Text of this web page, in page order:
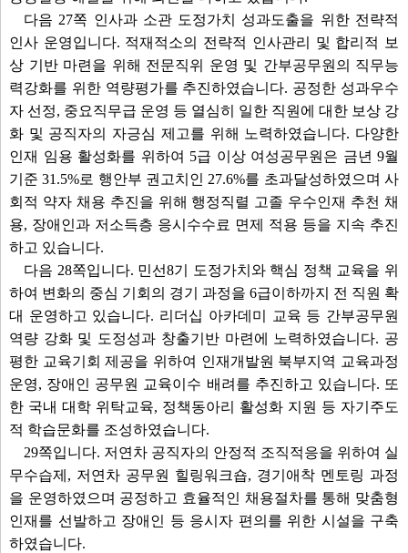
다음 27쪽 인사과 소관 도정가치 성과도출을 위한 전략적
인사 운영입니다. 적재적소의 전략적 인사관리 및 합리적 보
상 기반 마련을 위해 전문직위 운영 및 간부공무원의 직무능
력강화를 위한 역량평가를 추진하였습니다. 공정한 성과우수
자 선정, 중요직무급 운영 등 열심히 일한 직원에 대한 보상 강
화 및 공직자의 자긍심 제고를 위해 노력하였습니다. 다양한
인재 임용 활성화를 위하여 5급 이상 여성공무원은 금년 9월
기준 31.5%로 행안부 권고치인 27.6%를 초과달성하였으며 사
회적 약자 채용 추진을 위해 행정직렬 고졸 우수인재 추천 채
용, 장애인과 저소득층 응시수수료 면제 적용 등을 지속 추진
하고 있습니다.
다음 28쪽입니다. 민선8기 도정가치와 핵심 정책 교육을 위
하여 변화의 중심 기회의 경기 과정을 6급이하까지 전 직원 확
대 운영하고 있습니다. 리더십 아카데미 교육 등 간부공무원
역량 강화 및 도정성과 창출기반 마련에 노력하였습니다. 공
평한 교육기회 제공을 위하여 인재개발원 북부지역 교육과정
운영, 장애인 공무원 교육이수 배려를 추진하고 있습니다. 또
한 국내 대학 위탁교육, 정책동아리 활성화 지원 등 자기주도
적 학습문화를 조성하였습니다.
29쪽입니다. 저연차 공직자의 안정적 조직적응을 위하여 실
무수습제, 저연차 공무원 힐링워크숍, 경기애착 멘토링 과정
을 운영하였으며 공정하고 효율적인 채용절차를 통해 맞춤형
인재를 선발하고 장애인 등 응시자 편의를 위한 시설을 구축
하였습니다.